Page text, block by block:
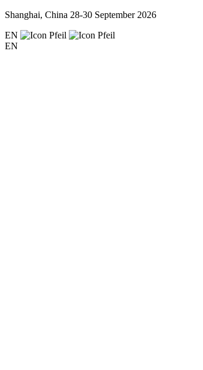
Shanghai, China 28-30 September 2026
EN
EN